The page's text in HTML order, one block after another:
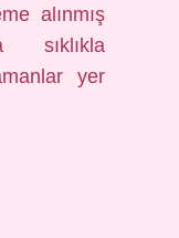
alınmış
sıklıkla
yer